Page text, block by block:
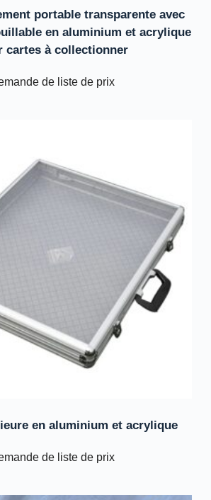
portable transparente avec
en aluminium et acrylique
cartes à collectionner
de liste de prix
en aluminium et acrylique
de liste de prix